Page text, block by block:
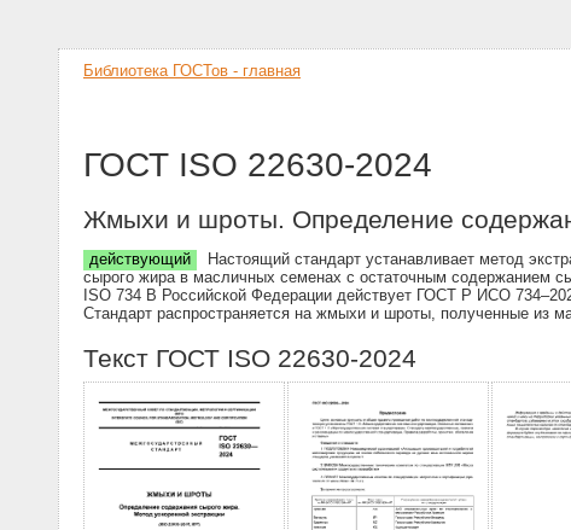
Библиотека ГОСТов - главная
ГОСТ ISO 22630-2024
Жмыхи и шроты. Определение
действующий
Настоящий стандарт устанавливает метод
сырого жира в масличных семенах с остаточным содержанием
ISO 734 В Российской Федерации действует ГОСТ Р ИСО
Стандарт распространяется на жмыхи и шроты, полученные из
Текст ГОСТ ISO 22630-2024